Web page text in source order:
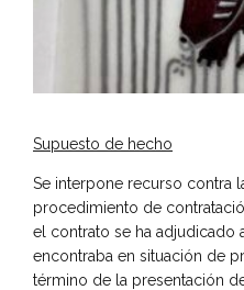
Supuesto de hecho
Se interpone recurso contra
procedimiento de
el contrato se ha adjudicado
encontraba en situación de
término de la presentación